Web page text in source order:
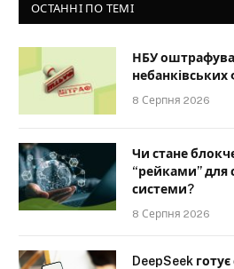
ОСТАННІ ПО ТЕМІ
НБУ
небанківських
8 Серпня 2026
Чи стане
“рейками” для
системи?
8 Серпня 2026
DeepSeek